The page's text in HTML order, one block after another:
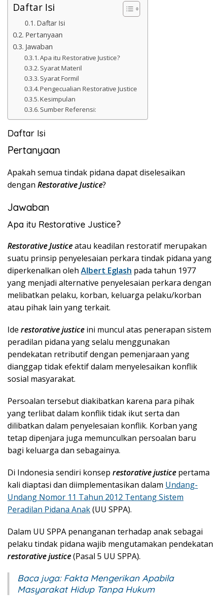
Daftar Isi
Daftar Isi
Pertanyaan
Jawaban
Apa itu Restorative Justice?
Syarat Materil
Syarat Formil
Pengecualian Restorative Justice
Kesimpulan
Sumber Referensi:
Daftar Isi
Pertanyaan
Apakah semua tindak pidana dapat diselesaikan
dengan Restorative Justice?
Jawaban
Apa itu Restorative Justice?
Restorative Justiceatau keadilan restoratif merupakan
suatu prinsip penyelesaian perkara tindak pidana yang
diperkenalkan oleh Albert Eglash pada tahun 1977
yang menjadi alternative penyelesaian perkara dengan
melibatkan pelaku, korban, keluarga pelaku/korban
atau pihak lain yang terkait.
Ide restorative justice ini muncul atas penerapan sistem
peradilan pidana yang selalu menggunakan
pendekatan retributif dengan pemenjaraan yang
dianggap tidak efektif dalam menyelesaikan konflik
sosial masyarakat.
Persoalan tersebut diakibatkan karena para pihak
yang terlibat dalam konflik tidak ikut serta dan
dilibatkan dalam penyelesaian konflik. Korban yang
tetap dipenjara juga memunculkan persoalan baru
bagi keluarga dan sebagainya.
Di Indonesia sendiri konsep restorative justice pertama
kali diaptasi dan diimplementasikan dalam Undang-
Undang Nomor 11 Tahun 2012 Tentang Sistem
Peradilan Pidana Anak(UU SPPA).
Dalam UU SPPA penanganan terhadap anak sebagai
pelaku tindak pidana wajib mengutamakan pendekatan
restorative justice(Pasal 5 UU SPPA).
Baca juga: Fakta Mengerikan Apabila
Masyarakat Hidup Tanpa Hukum